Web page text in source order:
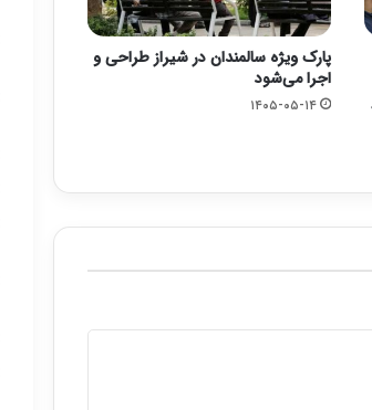
پارک ویژه سالمندان در شیراز طراحی و
اجرا می‌شود
۱۴۰۵-۰۵-۱۴